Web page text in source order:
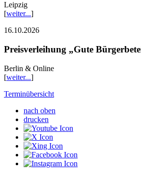
Leipzig
[weiter...]
16.10.2026
Preisverleihung „Gute
Berlin & Online
[weiter...]
Terminübersicht
nach oben
drucken